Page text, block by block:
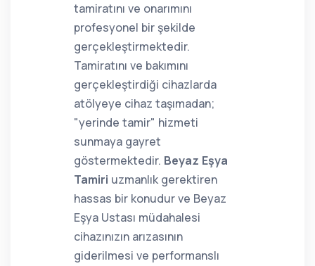
tamiratını ve onarımını
profesyonel bir şekilde
gerçekleştirmektedir.
Tamiratını ve bakımını
gerçekleştirdiği cihazlarda
atölyeye cihaz taşımadan;
"yerinde tamir" hizmeti
sunmaya gayret
göstermektedir. Beyaz Eşya
Tamiri uzmanlık gerektiren
hassas bir konudur ve Beyaz
Eşya Ustası müdahalesi
cihazınızın arızasının
giderilmesi ve performanslı